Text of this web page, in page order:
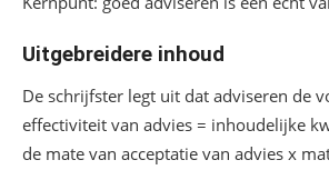
Uitgebreidere inhoud
De schrijfster legt uit dat adviseren de
effectiviteit van advies = inhoudelijke
de mate van acceptatie van advies x